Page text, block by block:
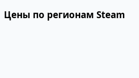
Цены по регионам Steam